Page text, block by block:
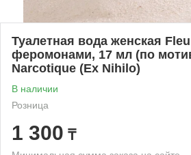
Туалетная вода женская
феромонами, 17 мл (по
Narcotique (Ex Nihilo)
В наличии
Розница
1 300 ₸